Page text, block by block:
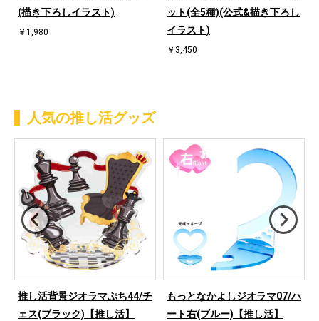
(描き下ろしイラスト)
￥1,980
ット(全5種)(公式&描き下ろし
イラスト)
￥3,450
人気の推し活グッズ
推し活背景ジオラマぷち44/チ
ェス(ブラック)【推し活】
もっとなかよしジオラマ07/ハ
ート右(ブルー)【推し活】